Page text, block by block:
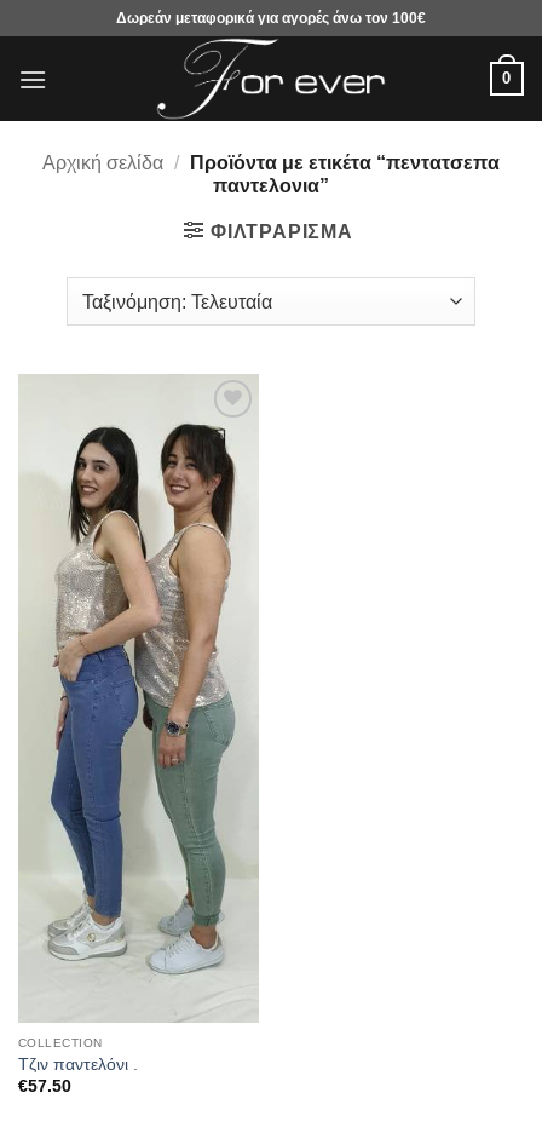
περιεχόμενο
Δωρεάν μεταφορικά για αγορές άνω τον 100€
0
Αρχική σελίδα /
Προϊόντα με ετικέτα “πεντατσεπα
παντελονια”
ΦΙΛΤΡΆΡΙΣΜΑ
Προσθήκη
στα
αγαπημένα
COLLECTION
Τζιν παντελόνι .
€57.50